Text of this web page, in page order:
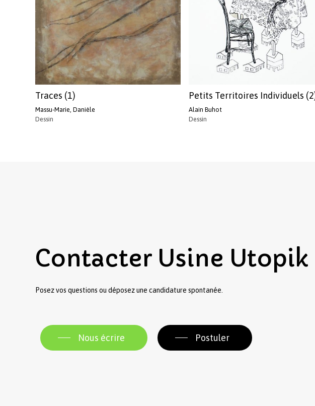
Traces (1)
Massu-Marie, Danièle
Dessin
Petits Territoires Individuels
Alain Buhot
Dessin
Contacter Usine Utopik
Posez vos questions ou déposez une candidature spontanée.
Nous écrire Postuler